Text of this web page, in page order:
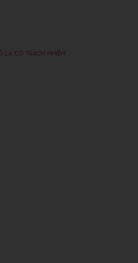
LA CÓ TRÁCH NHIỆM